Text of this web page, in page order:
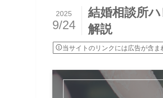
結婚相談所
解説
2025
9/24
当サイトのリンクには広告が含ま